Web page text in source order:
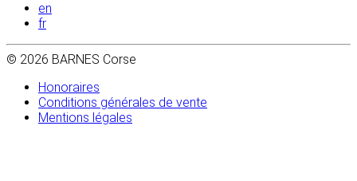
en
fr
© 2026 BARNES Corse
Honoraires
Conditions générales de vente
Mentions légales